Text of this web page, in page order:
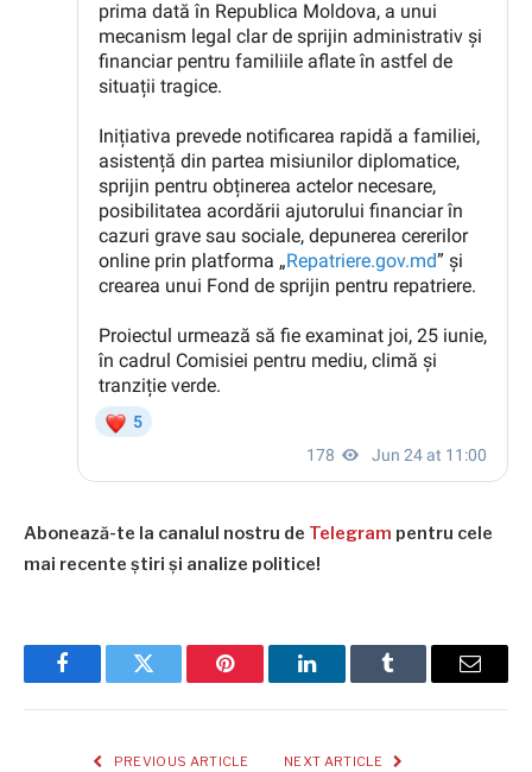
Abonează-te la canalul nostru de Telegram pentru cele
mai recente știri și analize politice!
FacebookTwitter Pinterest LinkedInTumblr Email
PREVIOUS ARTICLE NEXT ARTICLE